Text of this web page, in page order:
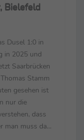
Bielefeld
Dusel 1:0 in
in 2025 und
Saarbrücken
Stamm
gesehen ist
nur die
dass
man muss das